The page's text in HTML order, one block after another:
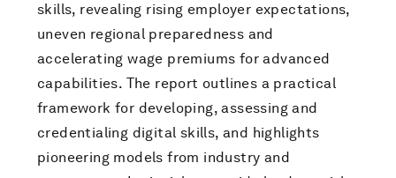
skills, revealing rising employer expectations,
uneven regional preparedness and
accelerating wage premiums for advanced
capabilities. The report outlines a practical
framework for developing, assessing and
credentialing digital skills, and highlights
pioneering models from industry and